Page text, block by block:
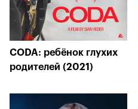
CODA: ребёнок глухих
родителей (2021)